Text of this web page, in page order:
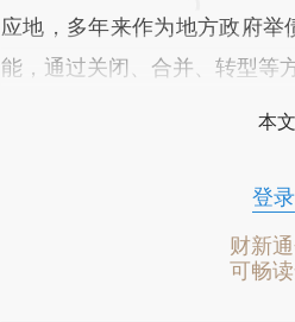
应地，多年来作为地方政府
能，通过关闭、合并、转型等
本
登录
财新
可畅